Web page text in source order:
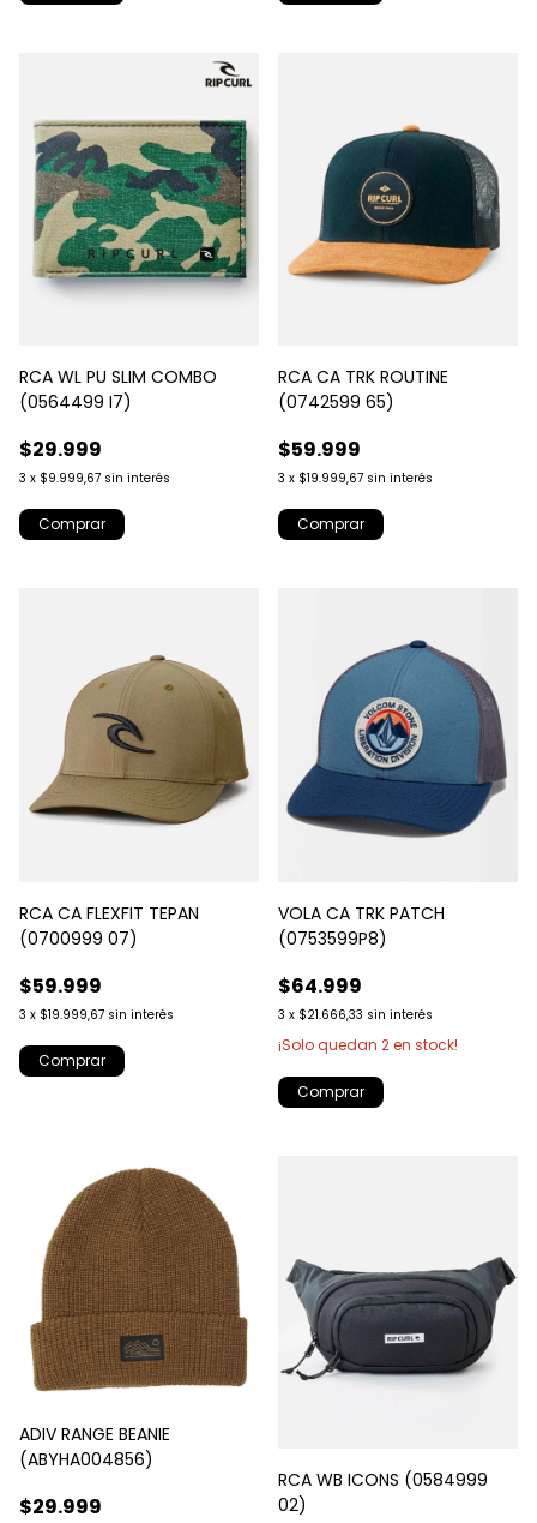
RCA WL PU SLIM COMBO
(0564499 I7)
$29.999
3 x $9.999,67 sin interés
RCA CA TRK ROUTINE
(0742599 65)
$59.999
3 x $19.999,67 sin interés
RCA CA FLEXFIT TEPAN
(0700999 07)
$59.999
3 x $19.999,67 sin interés
VOLA CA TRK PATCH
(0753599P8)
$64.999
3 x $21.666,33 sin interés
¡Solo quedan 2en stock!
ADIV RANGE BEANIE
(ABYHA004856)
$29.999
RCA WB ICONS (0584999
02)